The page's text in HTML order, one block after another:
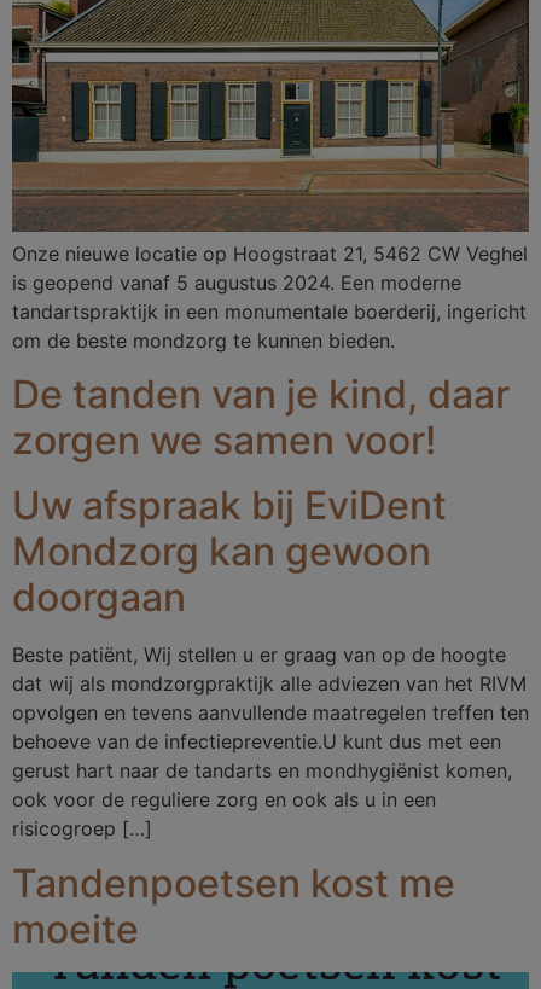
Onze nieuwe locatie op Hoogstraat 21, 5462 CW Veghel
is geopend vanaf 5 augustus 2024. Een moderne
tandartspraktijk in een monumentale boerderij, ingericht
om de beste mondzorg te kunnen bieden.
De tanden van je kind, daar
zorgen we samen voor!
Uw afspraak bij EviDent
Mondzorg kan gewoon
doorgaan
Beste patiënt, Wij stellen u er graag van op de hoogte
dat wij als mondzorgpraktijk alle adviezen van het RIVM
opvolgen en tevens aanvullende maatregelen treffen ten
behoeve van de infectiepreventie.U kunt dus met een
gerust hart naar de tandarts en mondhygiënist komen,
ook voor de reguliere zorg en ook als u in een
risicogroep […]
Tandenpoetsen kost me
moeite